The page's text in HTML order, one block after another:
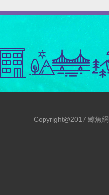
Copyright@2017 鯨魚